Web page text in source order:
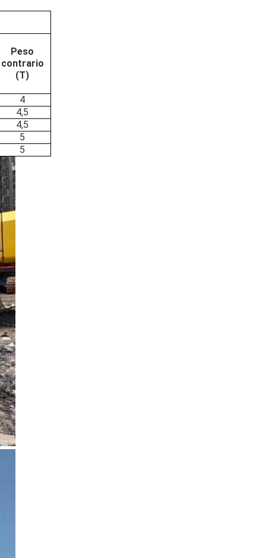
Peso
contrario
(T)
4
4,5
4,5
5
5